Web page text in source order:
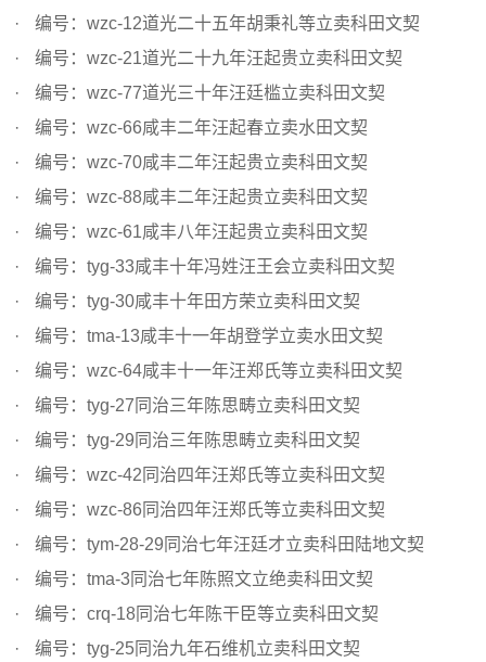
编号：wzc-12道光二十五年胡秉礼等立卖科田文契
编号：wzc-21道光二十九年汪起贵立卖科田文契
编号：wzc-77道光三十年汪廷槛立卖科田文契
编号：wzc-66咸丰二年汪起春立卖水田文契
编号：wzc-70咸丰二年汪起贵立卖科田文契
编号：wzc-88咸丰二年汪起贵立卖科田文契
编号：wzc-61咸丰八年汪起贵立卖科田文契
编号：tyg-33咸丰十年冯姓汪王会立卖科田文契
编号：tyg-30咸丰十年田方荣立卖科田文契
编号：tma-13咸丰十一年胡登学立卖水田文契
编号：wzc-64咸丰十一年汪郑氏等立卖科田文契
编号：tyg-27同治三年陈思畴立卖科田文契
编号：tyg-29同治三年陈思畴立卖科田文契
编号：wzc-42同治四年汪郑氏等立卖科田文契
编号：wzc-86同治四年汪郑氏等立卖科田文契
编号：tym-28-29同治七年汪廷才立卖科田陆地文契
编号：tma-3同治七年陈照文立绝卖科田文契
编号：crq-18同治七年陈干臣等立卖科田文契
编号：tyg-25同治九年石维机立卖科田文契